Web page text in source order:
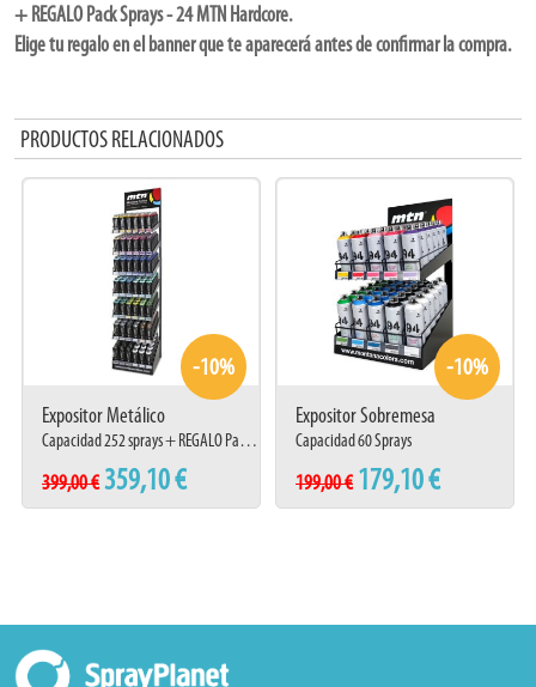
+ REGALO Pack Sprays - 24 MTN Hardcore.
Elige tu regalo en el banner que te aparecerá antes de confirmar la compra.
-La cartela superior puede variar, se pueden entregar 2 variantes-
#bf
PRODUCTOS RELACIONADOS
-10%
Expositor Metálico
Capacidad 252 sprays + REGALO Pack 12 Sprays
399,00 € 359,10 €
-10%
Expositor Sobremesa
Capacidad 60 Sprays
199,00 € 179,10 €